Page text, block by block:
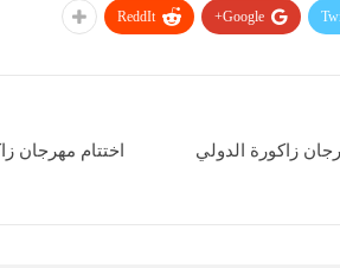
Google+
ReddIt
زاكورة الدولي
اختتام مهرجان